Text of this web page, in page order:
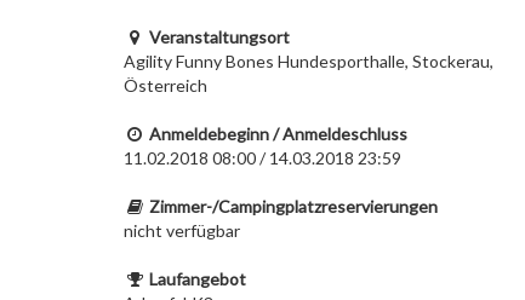
Veranstaltungsort
Agility Funny Bones Hundesporthalle, Stockerau,
Österreich
Anmeldebeginn / Anmeldeschluss
11.02.2018 08:00 / 14.03.2018 23:59
Zimmer-/Campingplatzreservierungen
nicht verfügbar
Laufangebot